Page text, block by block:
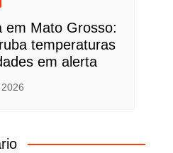
em Mato Grosso:
temperaturas
em alerta